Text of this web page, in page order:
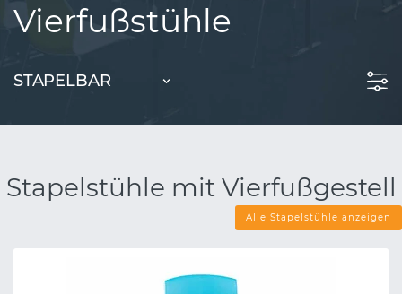
Vierfußstühle
STAPELBAR
Stapelstühle mit Vierfußgestell
Alle Stapelstühle anzeigen